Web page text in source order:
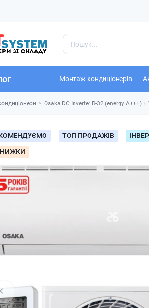
Монтаж кондиціонерів
Osaka DC Inverter R-32 (energy A+++)
ТОП ПРОДАЖІВ